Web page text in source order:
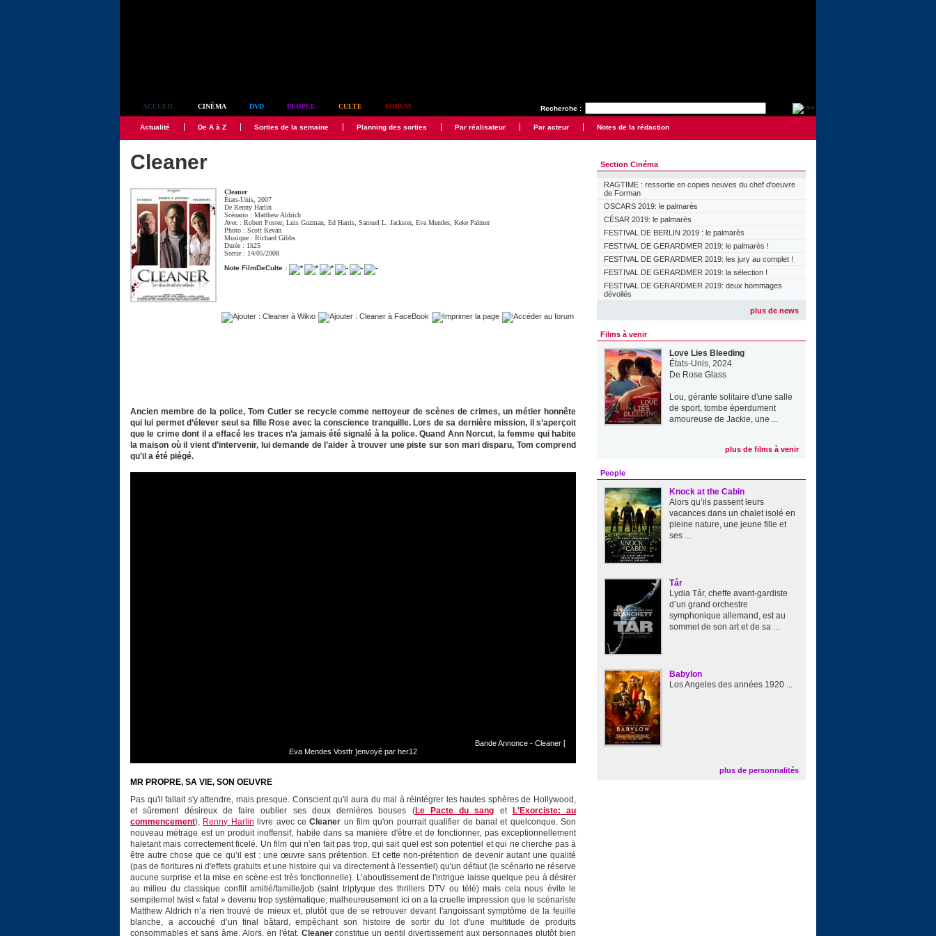
Recherche :
ACCUEIL CINÉMA DVD PEOPLE CULTE FORUM
Actualité De A à Z Sorties de la semaine Planning des sorties Par réalisateur Par acteur Notes de la rédaction
Cleaner
Cleaner
États-Unis, 2007
DeRenny Harlin
Scénario :Matthew Aldrich
Avec :Robert Foster,Luis Guzman ,Ed Harris ,Samuel L. Jackson ,Eva Mendes ,Keke Palmer
Photo :Scott Kevan
Musique :Richard Gibbs
Durée : 1h25
Sortie : 14/05/2008
Note FilmDeCulte :
Ancien membre de la police, Tom Cutler se recycle comme nettoyeur de scènes de crimes, un métier honnête
qui lui permet d’élever seul sa fille Rose avec la conscience tranquille. Lors de sa dernière mission, il s’aperçoit
que le crime dont il a effacé les traces n’a jamais été signalé à la police. Quand Ann Norcut, la femme qui habite
la maison où il vient d’intervenir, lui demande de l’aider à trouver une piste sur son mari disparu, Tom comprend
qu’il a été piégé.
Bande Annonce - Cleaner [
Eva Mendes Vostfr ]envoyé par her12
MR PROPRE, SA VIE, SON OEUVRE
Pas qu'il fallait s'y attendre, mais presque. Conscient qu'il aura du mal à réintégrer les hautes sphères de Hollywood,
et sûrement désireux de faire oublier ses deux dernières bouses (Le Pacte du sang et
L'Exorciste: au
commencement), Renny Harlin livre avec ceCleaner un film qu'on pourrait qualifier de banal et quelconque. Son
nouveau métrage est un produit inoffensif, habile dans sa manière d'être et de fonctionner, pas exceptionnellement
haletant mais correctement ficelé. Un film qui n’en fait pas trop, qui sait quel est son potentiel et qui ne cherche pas à
être autre chose que ce qu’il est : une œuvre sans prétention. Et cette non-prétention de devenir autant une qualité
(pas de fioritures ni d'effets gratuits et une histoire qui va directement à l'essentiel) qu'un défaut (le scénario ne réserve
aucune surprise et la mise en scène est très fonctionnelle). L’aboutissement de l'intrigue laisse quelque peu à désirer
au milieu du classique conflit amitié/famille/job (saint triptyque des thrillers DTV ou télé) mais cela nous évite le
sempiternel twist « fatal » devenu trop systématique; malheureusement ici on a la cruelle impression que le scénariste
Matthew Aldrich n’a rien trouvé de mieux et, plutôt que de se retrouver devant l'angoissant symptôme de la feuille
blanche, a accouché d’un final bâtard, empêchant son histoire de sortir du lot d'une multitude de produits
consommables et sans âme. Alors, en l'état, Cleanerconstitue un gentil divertissement aux personnages plutôt bien
Section Cinéma
RAGTIME : ressortie en copies neuves du chef d'oeuvre
de Forman
OSCARS 2019: le palmarès
CÉSAR 2019: le palmarès
FESTIVAL DE BERLIN 2019 : le palmarès
FESTIVAL DE GERARDMER 2019: le palmarès !
FESTIVAL DE GERARDMER 2019: les jury au complet !
FESTIVAL DE GERARDMER 2019: la sélection !
FESTIVAL DE GERARDMER 2019: deux hommages
dévoilés
plus de news
Films à venir
Love Lies Bleeding
États-Unis, 2024
De Rose Glass
Lou, gérante solitaire d'une salle
de sport, tombe éperdument
amoureuse de Jackie, une ...
plus de films à venir
People
Knock at the Cabin
Alors qu’ils passent leurs
vacances dans un chalet isolé en
pleine nature, une jeune fille et
ses ...
Tár
Lydia Tár, cheffe avant-gardiste
d’un grand orchestre
symphonique allemand, est au
sommet de son art et de sa ...
Babylon
Los Angeles des années 1920 ...
plus de personnalités